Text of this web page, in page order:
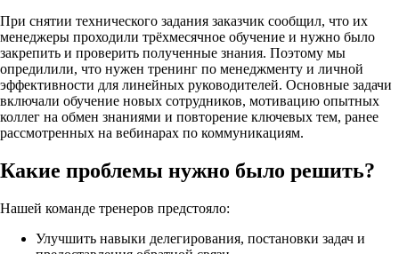
При снятии технического задания заказчик сообщил, что их
менеджеры проходили трёхмесячное обучение и нужно было
закрепить и проверить полученные знания. Поэтому мы
опредилили, что нужен тренинг по менеджменту и личной
эффективности для линейных руководителей. Основные задачи
включали обучение новых сотрудников, мотивацию опытных
коллег на обмен знаниями и повторение ключевых тем, ранее
рассмотренных на вебинарах по коммуникациям.
Какие проблемы нужно было решить?
Нашей команде тренеров предстояло:
Улучшить навыки делегирования, постановки задач и